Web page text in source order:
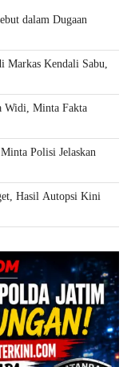
dalam Dugaan
Kendali Sabu,
Widi, Minta Fakta
Polisi Jelaskan
Hasil Autopsi Kini